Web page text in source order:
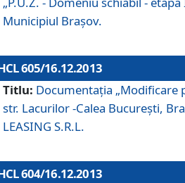
Municipiul Braşov.
605/16.12.2013
Titlu: Documentaţia „Modificare
str. Lacurilor -Calea Bucureşti,
LEASING S.R.L.
604/16.12.2013